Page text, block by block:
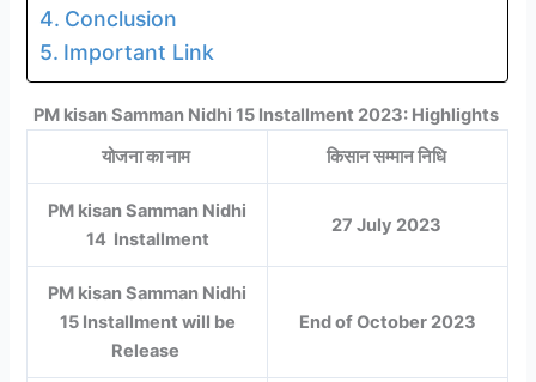
Conclusion
Important Link
PM kisan Samman Nidhi 15 Installment 2023: Highlights
योजना का नाम
किसान सम्मान निधि
PM kisan Samman Nidhi
14 Installment
27 July 2023
PM kisan Samman Nidhi
15 Installment will be
Release
End of October 2023